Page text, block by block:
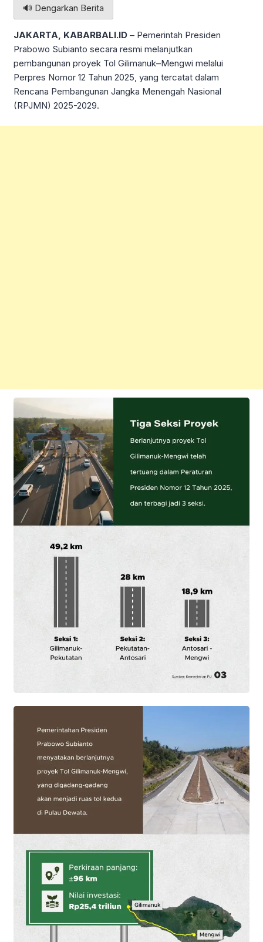
🔊 Dengarkan Berita
JAKARTA, KABARBALI.ID – Pemerintah Presiden
Prabowo Subianto secara resmi melanjutkan
pembangunan proyek Tol Gilimanuk–Mengwi melalui
Perpres Nomor 12 Tahun 2025, yang tercatat dalam
Rencana Pembangunan Jangka Menengah Nasional
(RPJMN) 2025-2029.